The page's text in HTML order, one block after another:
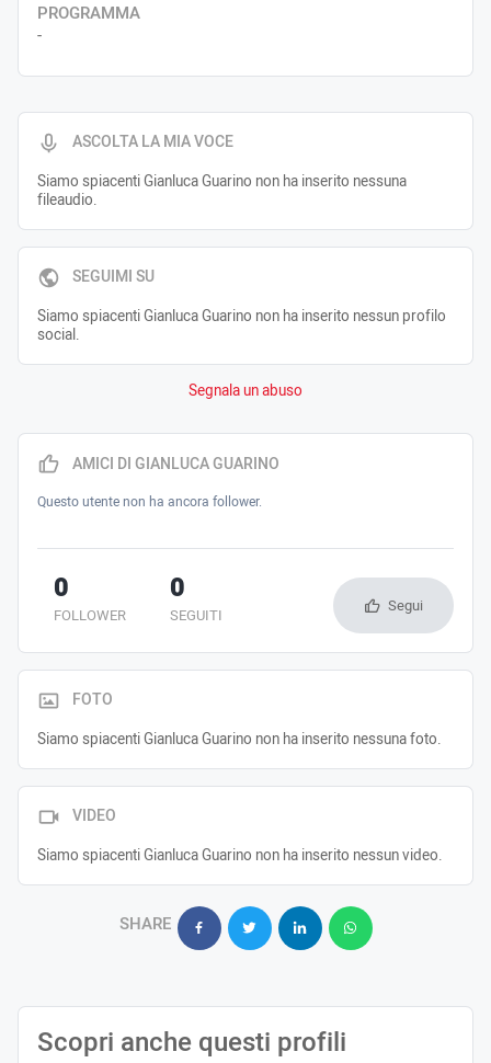
ASCOLTA LA MIA VOCE
Siamo spiacenti Gianluca Guarino non ha inserito nessuna
fileaudio.
SEGUIMI SU
Siamo spiacenti Gianluca Guarino non ha inserito nessun profilo
social.
Segnala un abuso
PROGRAMMA
-
AMICI DI GIANLUCA GUARINO
Questo utente non ha ancora follower.
FOLLOWER
0
SEGUITI
0 Segui
FOTO
Siamo spiacenti Gianluca Guarino non ha inserito nessuna foto.
VIDEO
Siamo spiacenti Gianluca Guarino non ha inserito nessun video.
SHARE
Scopri anche questi profili